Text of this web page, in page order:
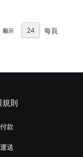
顯示 每頁
規則
款
送